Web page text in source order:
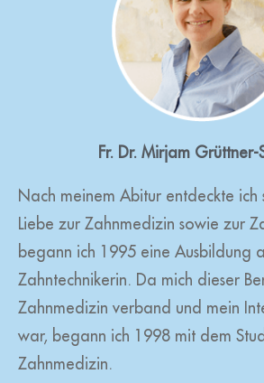
Fr. Dr. Mirjam Grüttner-
Nach meinem Abitur entdeckte ich
Liebe zur Zahnmedizin sowie zur
begann ich 1995 eine Ausbildung
Zahntechnikerin. Da mich dieser
Zahnmedizin verband und mein
war, begann ich 1998 mit dem
Zahnmedizin.